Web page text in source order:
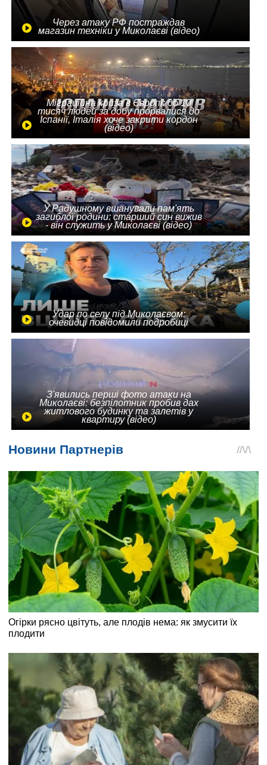
Через атаку РФ постраждав
магазин техніки у Миколаєві (відео)
Міграційна криза в Європі: до 10
тисяч людей за добу прорвалися до
Іспанії, Італія хоче закрити кордон
(відео)
У Радушному вшанували пам'ять
загиблої родини: старший син вижив
- він служить у Миколаєві (відео)
Удар по селу під Миколаєвом:
очевидці повідомили подробиці
З'явились перші фото атаки на
Миколаєві: безпілотник пробив дах
житлового будинку та залетів у
квартиру (відео)